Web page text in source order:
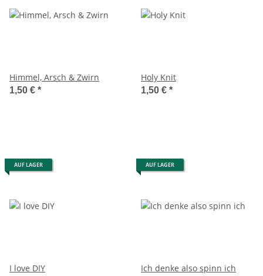
Himmel, Arsch & Zwirn
1,50 € *
Holy Knit
1,50 € *
AUF LAGER
I love DIY
AUF LAGER
Ich denke also spinn ich